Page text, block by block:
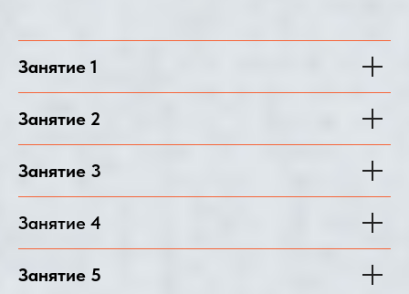
Занятие 1
Занятие 2
Занятие 3
Занятие 4
Занятие 5